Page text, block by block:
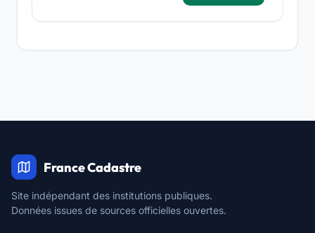
France Cadastre
Site indépendant des institutions publiques.
Données issues de sources officielles ouvertes.